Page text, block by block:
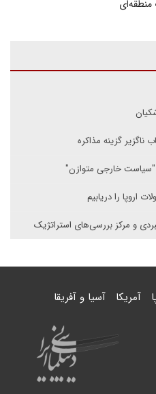
منطقه‌ای
گزینه مذاکره
"سیاست خارجی متوازن"
اروپا را دریابیم
و مرکز بررسی‌های استراتژیک
آمریکا آسیا و آفریقا